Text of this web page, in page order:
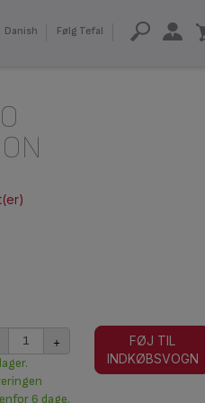
Danish Følg Tefal
+
6 dage.
FØJ TIL
INDKØBSVOGN